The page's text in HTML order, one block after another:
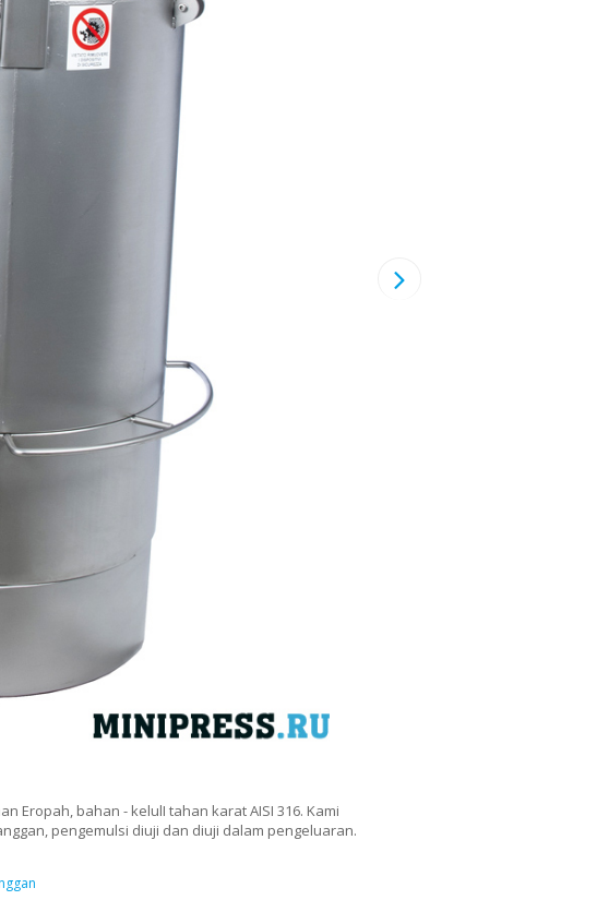
Eropah, bahan - kelulI tahan karat AISI 316. Kami
pengemulsi diuji dan diuji dalam pengeluaran.